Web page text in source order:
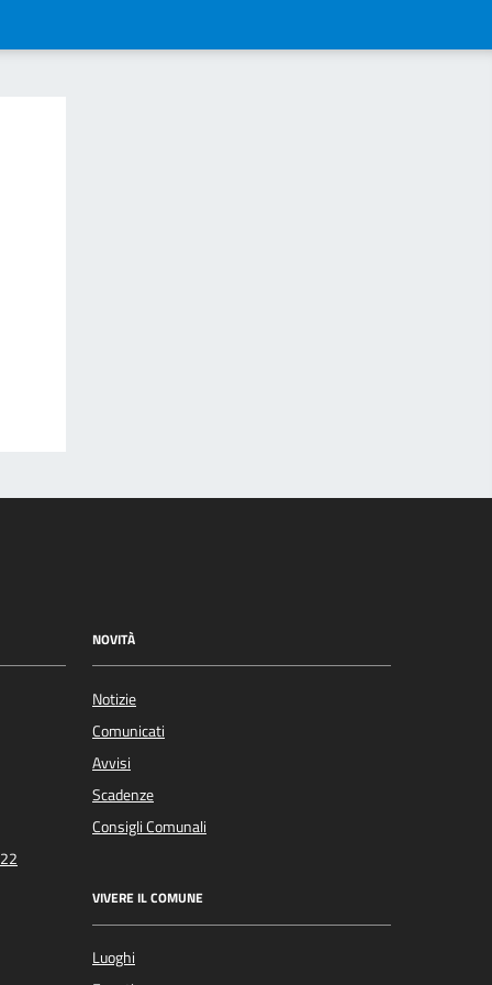
NOVITÀ
Notizie
Comunicati
Avvisi
Scadenze
Consigli Comunali
VIVERE IL COMUNE
Luoghi